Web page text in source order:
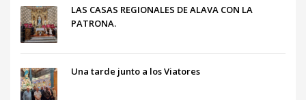
LAS CASAS REGIONALES DE ALAVA CON LA
PATRONA.
Una tarde junto a los Viatores